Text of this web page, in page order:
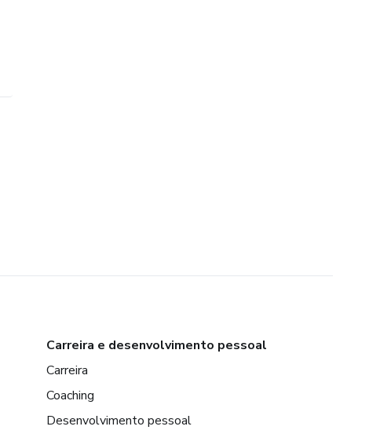
Carreira e desenvolvimento pessoal
Carreira
Coaching
Desenvolvimento pessoal